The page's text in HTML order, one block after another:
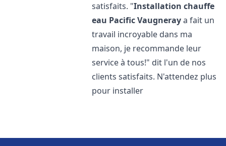
satisfaits. "Installation chauffe
eau PacificVaugneraya fait un
travail incroyable dans ma
maison, je recommande leur
service à tous!" dit l'un de nos
clients satisfaits. N'attendez plus
pour installer